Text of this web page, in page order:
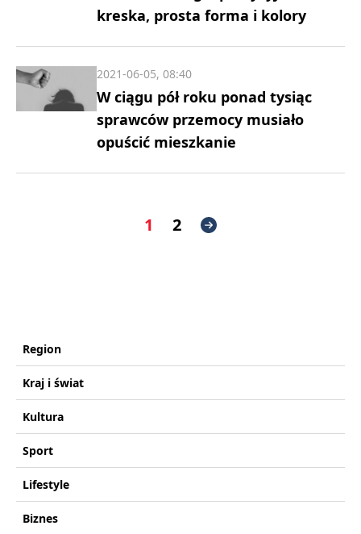
kreska, prosta forma i kolory
W ciągu pół roku ponad tysiąc
sprawców przemocy musiało
opuścić mieszkanie
2021-06-05, 08:40
1 2
Region
Kraj i świat
Kultura
Sport
Lifestyle
Biznes